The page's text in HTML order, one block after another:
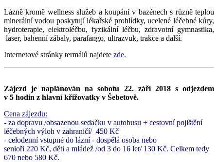
Lázně kromě wellness služeb a koupání v bazénech s různě teplou
minerální vodou poskytují lékařské prohlídky, ucelené léčebné kúry,
hydroterapie, elektroléčbu, fyzikální léčbu, zdravotní gymnastika,
laser, bahenní zábaly, parafango, ultrazvuk, trakce a další.
Internetové stránky termálů najdete zde.
Zájezd je naplánován na sobotu 22. září 2018 s odjezdem
v 5 hodin z hlavní křižovatky v Šebetově.
Cena zájezdu:
- za dopravu /obsazenou sedačku v autobusu + cestovní pojištění
léčebných výloh v zahraničí/ 450 Kč
- celodenní vstupné do lázní - dospělá osoba nebo
senioři 220 Kč, děti a mládež /od 3 do 16 let/ 130 Kč. Celkem tedy
670 nebo 580 Kč.